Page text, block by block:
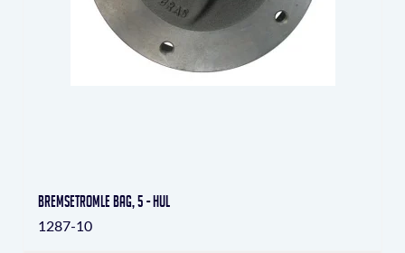
Bremsetromle bag, 5 - hul
1287-10